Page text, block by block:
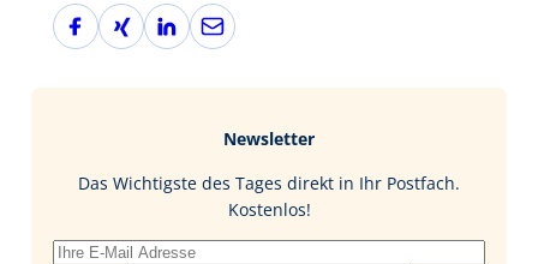
F
a
X
i
L
i
I
E
-
Newsletter
Das Wichtigste des Tages direkt in Ihr Postfach.
Kostenlos!